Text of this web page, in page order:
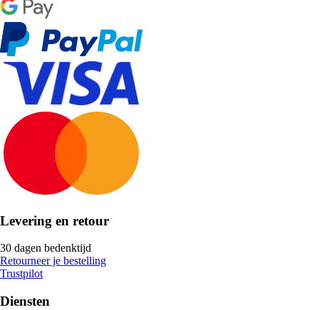
Levering en retour
30 dagen bedenktijd
Retourneer je bestelling
Trustpilot
Diensten